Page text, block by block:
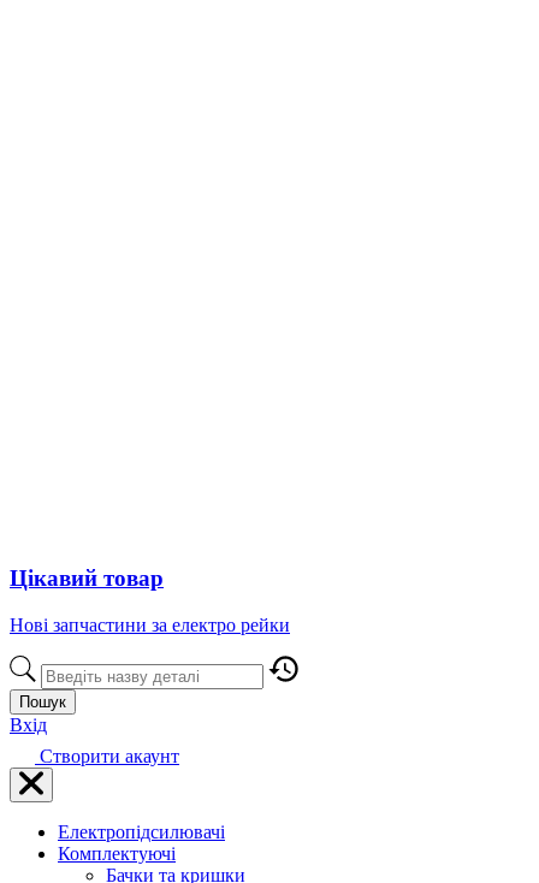
Цікавий товар
Нові запчастини за електро рейки
Пошук
Вхід
Створити акаунт
Електропідсилювачі
Комплектуючі
Бачки та кришки